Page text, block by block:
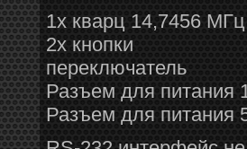
1x кварц 14,7456
2x кнопки
переключатель
Разъем для питания
Разъем для питания